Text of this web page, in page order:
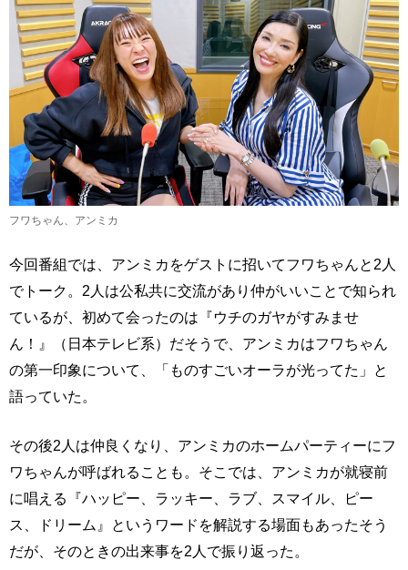
フワちゃん、アンミカ
今回番組では、アンミカをゲストに招いてフワちゃんと2人
でトーク。2人は公私共に交流があり仲がいいことで知られ
ているが、初めて会ったのは『ウチのガヤがすみませ
ん！』（日本テレビ系）だそうで、アンミカはフワちゃん
の第一印象について、「ものすごいオーラが光ってた」と
語っていた。
その後2人は仲良くなり、アンミカのホームパーティーにフ
ワちゃんが呼ばれることも。そこでは、アンミカが就寝前
に唱える『ハッピー、ラッキー、ラブ、スマイル、ピー
ス、ドリーム』というワードを解説する場面もあったそう
だが、そのときの出来事を2人で振り返った。